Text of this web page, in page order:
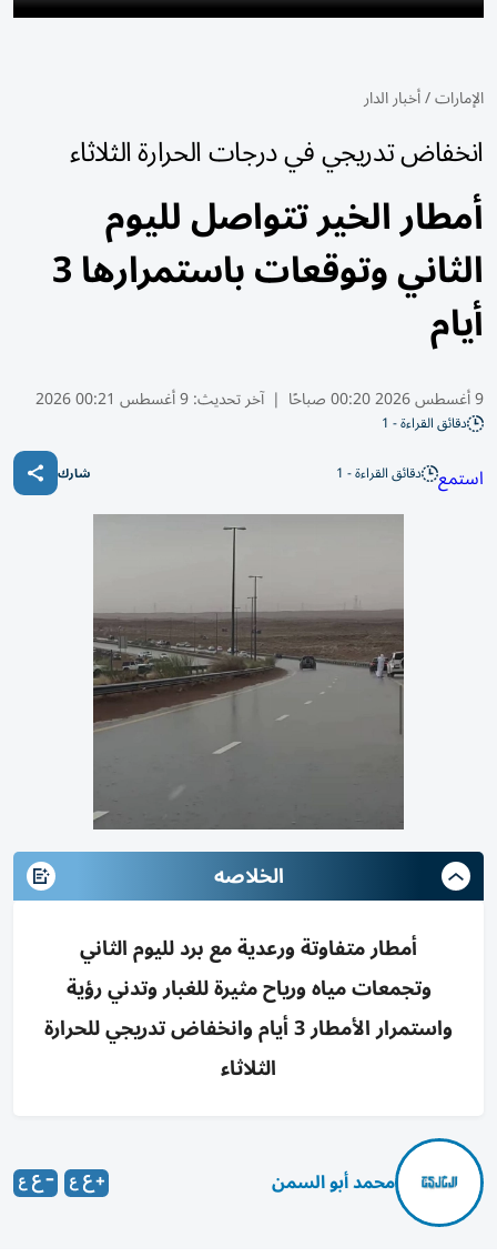
الإمارات/أخبار الدار
انخفاض تدريجي في درجات الحرارة الثلاثاء
أمطار الخير تتواصل لليوم
الثاني وتوقعات باستمرارها 3
أيام
9 أغسطس 2026 00:20 صباحًا | آخر تحديث:9 أغسطس 00:21 2026
دقائق القراءة - 1
استمع دقائق القراءة - 1 شارك
الخلاصه
أمطار متفاوتة ورعدية مع برد لليوم الثاني
وتجمعات مياه ورياح مثيرة للغبار وتدني رؤية
واستمرار الأمطار 3 أيام وانخفاض تدريجي للحرارة
الثلاثاء
محمد أبو السمن